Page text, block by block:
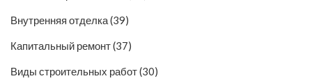
Внутренняя отделка(39)
Капитальный ремонт(37)
Виды строительных работ(30)